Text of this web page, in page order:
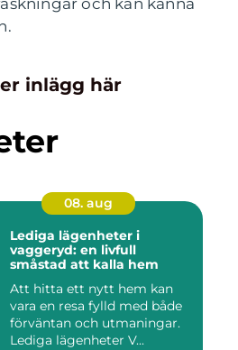
och kan känna
inlägg här
08. aug
Lediga lägenheter i
vaggeryd: en livfull
småstad att kalla hem
Att hitta ett nytt hem kan
vara en resa fylld med både
förväntan och utmaningar.
Lediga lägenheter V...